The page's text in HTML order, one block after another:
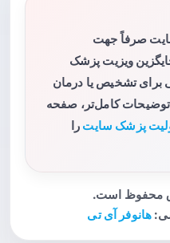
صرفاً جهت
ویزیت پزشک
تشخیص یا درمان
توضیحات کامل‌تر، صفحه
پزشک سایت را
هانوفر آی تی